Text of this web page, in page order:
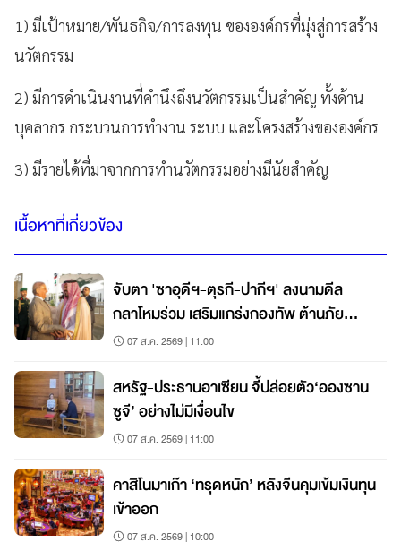
1 ) มีเป้าหมาย/พันธกิจ/การลงทุน ขององค์กรที่มุ่งสู่การสร้าง
นวัตกรรม
2) มีการดำเนินงานที่คำนึงถึงนวัตกรรมเป็นสำคัญ ทั้งด้าน
บุคลากร กระบวนการทำงาน ระบบ และโครงสร้างขององค์กร
3) มีรายได้ที่มาจากการทำนวัตกรรมอย่างมีนัยสำคัญ
เนื้อหาที่เกี่ยวข้อง
จับตา 'ซาอุดีฯ-ตุรกี-ปากีฯ' ลงนามดีล
กลาโหมร่วม เสริมแกร่งกองทัพ ต้านภัย
คุกคาม
07 ส.ค. 2569 | 11:00
สหรัฐ-ประธานอาเซียน จี้ปล่อยตัว‘อองซาน
ซูจี’ อย่างไม่มีเงื่อนไข
07 ส.ค. 2569 | 11:00
คาสิโนมาเก๊า ‘ทรุดหนัก’ หลังจีนคุมเข้มเงินทุน
เข้าออก
07 ส.ค. 2569 | 10:00